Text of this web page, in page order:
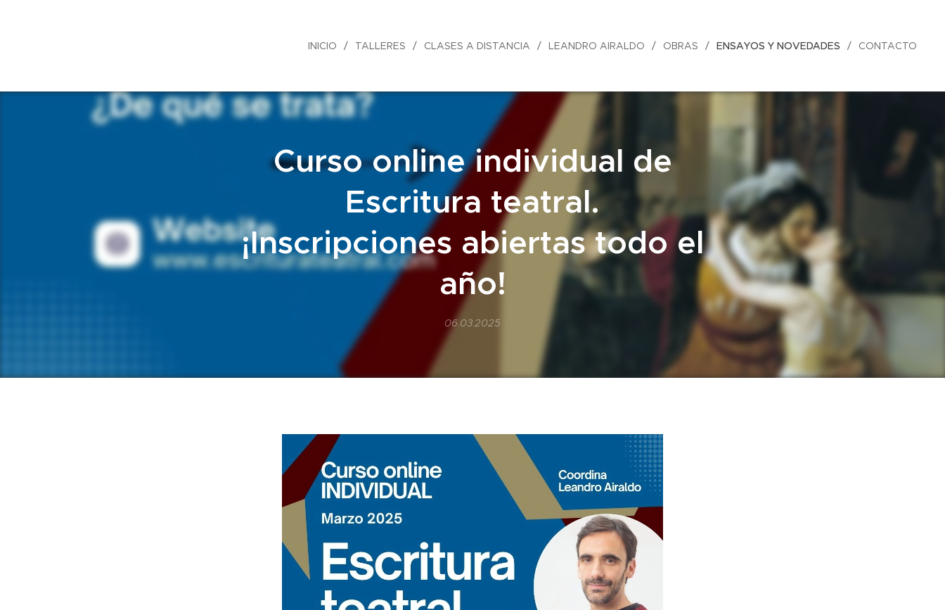
INICIO TALLERES CLASES A DISTANCIA LEANDRO AIRALDO OBRAS ENSAYOS Y NOVEDADES CONTACTO
Curso online individual de
Escritura teatral.
¡Inscripciones abiertas todo el
año!
06.03.2025